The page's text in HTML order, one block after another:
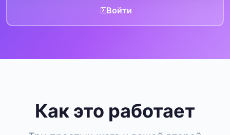
Войти
Как это работает